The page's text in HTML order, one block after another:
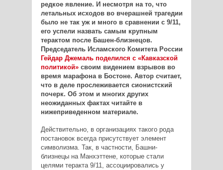
редкое явление. И несмотря на то, что
летальных исходов во вчерашней трагедии
было не так уж и много в сравнении с 9/11,
его успели назвать самым крупным
терактом после Башен-близнецов.
Председатель Исламского Комитета России
Гейдар Джемаль поделился с «Кавказской
политикой»своим видением взрывов во
время марафона в Бостоне. Автор считает,
что в деле прослеживается сионистский
почерк. Об этом и многих других
неожиданных фактах читайте в
нижеприведенном материале.
Действительно, в организациях такого рода
постановок всегда присутствует элемент
символизма. Так, в частности, Башни-
близнецы на Манхэттене, которые стали
целями теракта 9/11, ассоциировались у